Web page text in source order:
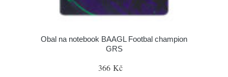
Obal na notebook BAAGL Footbal champion
GRS
366 Kč